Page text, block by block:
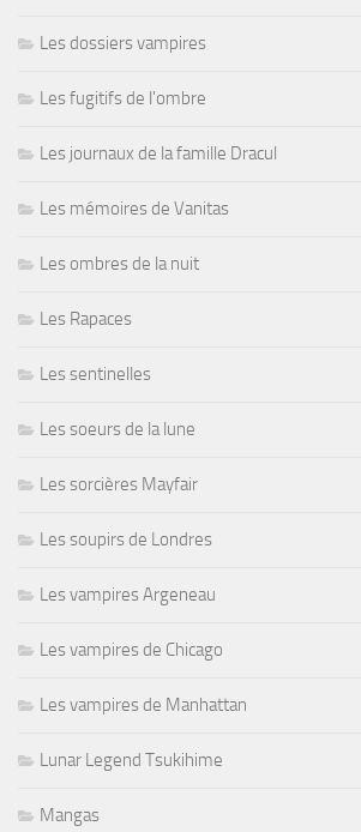
Les dossiers vampires
Les fugitifs de l'ombre
Les journaux de la famille Dracul
Les mémoires de Vanitas
Les ombres de la nuit
Les Rapaces
Les sentinelles
Les soeurs de la lune
Les sorcières Mayfair
Les soupirs de Londres
Les vampires Argeneau
Les vampires de Chicago
Les vampires de Manhattan
Lunar Legend Tsukihime
Mangas